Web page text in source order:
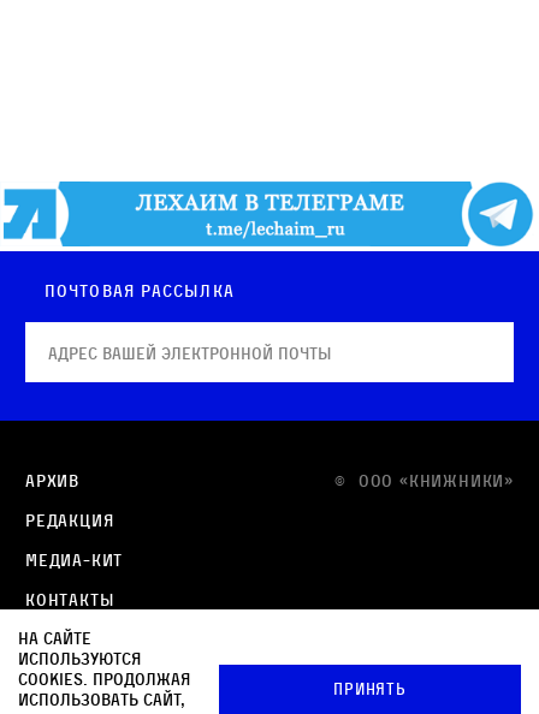
Почтовая рассылка
© OOO «КНИЖНИКИ»
Архив
Редакция
Медиа-кит
Контакты
Политика в отношении обработки персональных
данных
Политика обработки файлов cookie
На сайте
используются
cookies. Продолжая
использовать сайт,
Принять